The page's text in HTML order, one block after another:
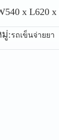
x L620
:รถเข็นจ่ายยา